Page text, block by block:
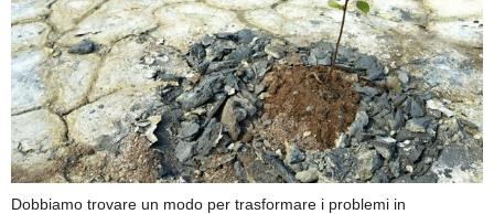
Dobbiamo trovare un modo per trasformare i problemi in